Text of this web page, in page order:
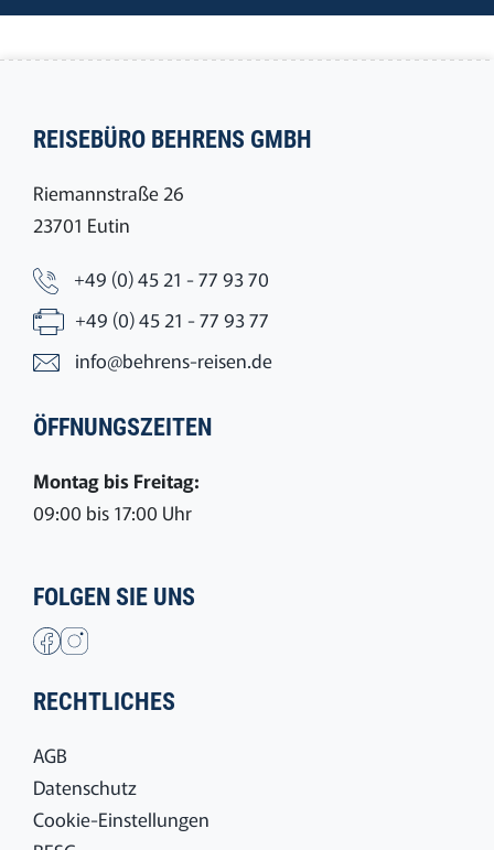
REISEBÜRO BEHRENS GMBH
Riemannstraße 26
23701 Eutin
+49 (0) 45 21 - 77 93 70
+49 (0) 45 21 - 77 93 77
info@behrens-reisen.de
ÖFFNUNGSZEITEN
Montag bis Freitag:
09:00 bis 17:00 Uhr
FOLGEN SIE UNS
RECHTLICHES
AGB
Datenschutz
Cookie-Einstellungen